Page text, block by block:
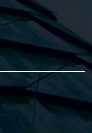
09:00 bis 17:00